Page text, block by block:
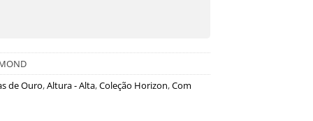
de Ouro,Altura - Alta,Coleção Horizon,Com